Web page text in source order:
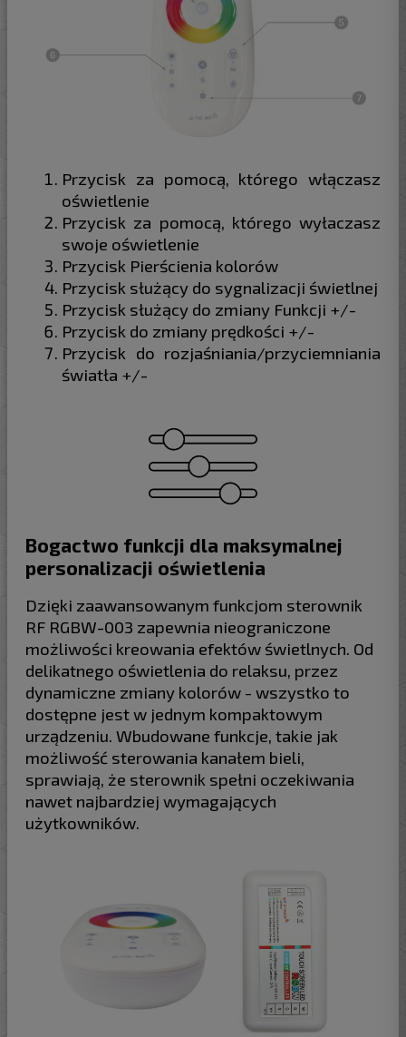
Przycisk za pomocą, którego włączasz
oświetlenie
Przycisk za pomocą, którego wyłaczasz
swoje oświetlenie
Przycisk Pierścienia kolorów
Przycisk służący do sygnalizacji świetlnej
Przycisk służący do zmiany Funkcji +/-
Przycisk do zmiany prędkości +/-
Przycisk do rozjaśniania/przyciemniania
światła +/-
Bogactwo funkcji dla maksymalnej
personalizacji oświetlenia
Dzięki zaawansowanym funkcjom sterownik
RF RGBW-003 zapewnia nieograniczone
możliwości kreowania efektów świetlnych. Od
delikatnego oświetlenia do relaksu, przez
dynamiczne zmiany kolorów - wszystko to
dostępne jest w jednym kompaktowym
urządzeniu. Wbudowane funkcje, takie jak
możliwość sterowania kanałem bieli,
sprawiają, że sterownik spełni oczekiwania
nawet najbardziej wymagających
użytkowników.